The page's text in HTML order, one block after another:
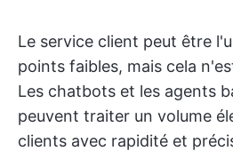
Le service client peut être
points faibles, mais cela
Les chatbots et les agents
peuvent traiter un volume
clients avec rapidité et